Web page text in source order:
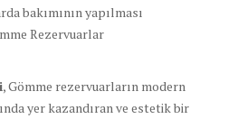
bakımının yapılması
Rezervuarlar
, Gömme rezervuarların modern
yer kazandıran ve estetik bir